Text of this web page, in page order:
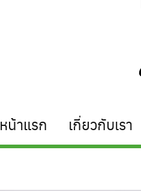
หน้าแรก เกี่ยวกับเรา